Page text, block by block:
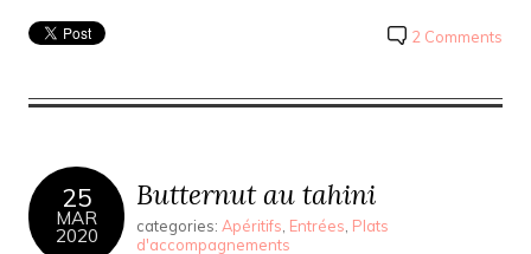
2 Comments
25
MAR
2020
Butternut au tahini
categories: Apéritifs, Entrées, Plats
d'accompagnements